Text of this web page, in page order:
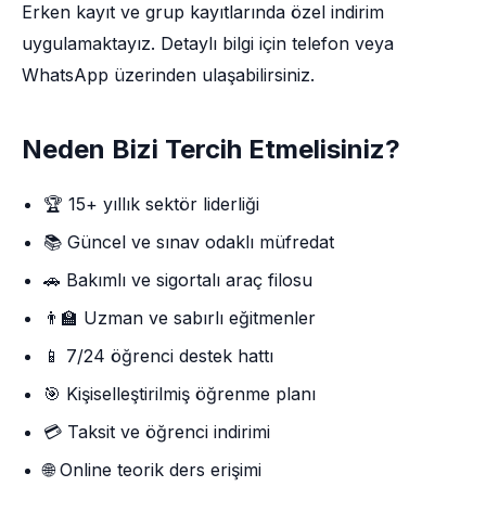
Erken kayıt ve grup kayıtlarında özel indirim
uygulamaktayız. Detaylı bilgi için telefon veya
WhatsApp üzerinden ulaşabilirsiniz.
Neden Bizi Tercih Etmelisiniz?
🏆 15+ yıllık sektör liderliği
📚 Güncel ve sınav odaklı müfredat
🚗 Bakımlı ve sigortalı araç filosu
👨‍🏫 Uzman ve sabırlı eğitmenler
📱 7/24 öğrenci destek hattı
🎯 Kişiselleştirilmiş öğrenme planı
💳 Taksit ve öğrenci indirimi
🌐 Online teorik ders erişimi